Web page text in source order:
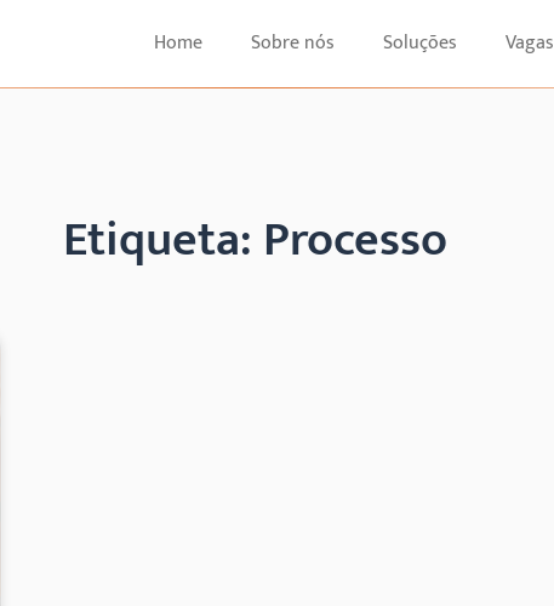
Home Sobre nós Soluções Vagas
Etiqueta: Processo